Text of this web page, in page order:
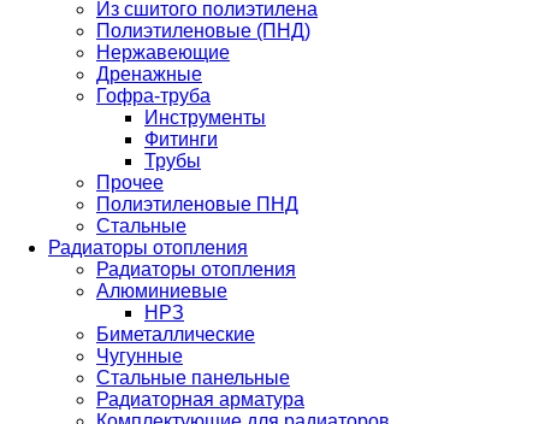
Из сшитого полиэтилена
Полиэтиленовые (ПНД)
Нержавеющие
Дренажные
Гофра-труба
Инструменты
Фитинги
Трубы
Прочее
Полиэтиленовые ПНД
Стальные
Радиаторы отопления
Радиаторы отопления
Алюминиевые
НРЗ
Биметаллические
Чугунные
Стальные панельные
Радиаторная арматура